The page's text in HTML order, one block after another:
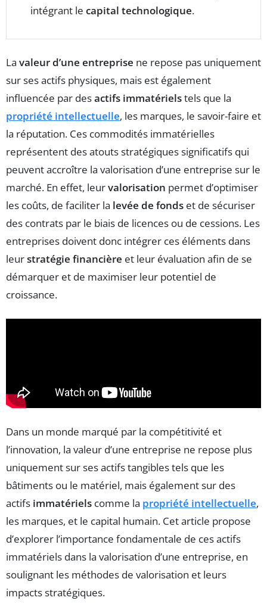
intégrant le capital technologique.
La valeur d’une entreprise ne repose pas uniquement
sur ses actifs physiques, mais est également
influencée par desactifs immatérielstels que la
propriété intellectuelle, les marques, le savoir-faire et
la réputation. Ces commodités immatérielles
représentent des atouts stratégiques significatifs qui
peuvent accroître la valorisation d’une entreprise sur le
marché. En effet, leurvalorisation permet d’optimiser
les coûts, de faciliter la levée de fonds et de sécuriser
des contrats par le biais de licences ou de cessions. Les
entreprises doivent donc intégrer ces éléments dans
leurstratégie financière et leur évaluation afin de se
démarquer et de maximiser leur potentiel de
croissance.
Dans un monde marqué par la compétitivité et
l’innovation, la valeur d’une entreprise ne repose plus
uniquement sur ses actifs tangibles tels que les
bâtiments ou le matériel, mais également sur des
actifs immatériels comme la propriété intellectuelle,
les marques, et le capital humain. Cet article propose
d’explorer l’importance fondamentale de ces actifs
immatériels dans la valorisation d’une entreprise, en
soulignant les méthodes de valorisation et leurs
impacts stratégiques.